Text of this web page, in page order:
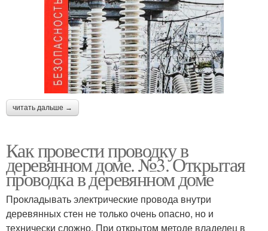
читать дальше →
Как провести проводку в
деревянном доме. №3. Открытая
проводка в деревянном доме
Прокладывать электрические провода внутри
деревянных стен не только очень опасно, но и
технически сложно. При открытом методе владелец в